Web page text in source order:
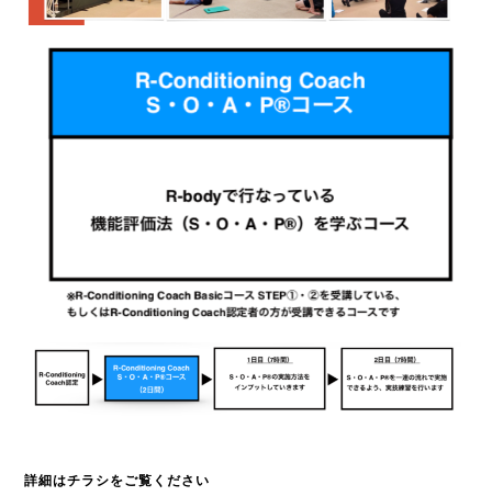
詳細はチラシをご覧ください